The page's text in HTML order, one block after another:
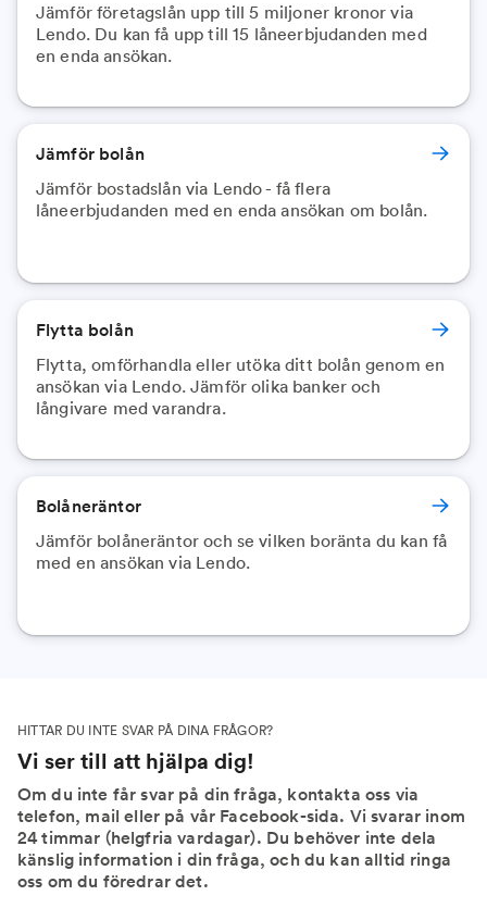
Jämför företagslån upp till 5 miljoner kronor via
Lendo. Du kan få upp till 15 låneerbjudanden med
en enda ansökan.
Jämför bolån
Jämför bostadslån via Lendo - få flera
låneerbjudanden med en enda ansökan om bolån.
Flytta bolån
Flytta, omförhandla eller utöka ditt bolån genom en
ansökan via Lendo. Jämför olika banker och
långivare med varandra.
Bolåneräntor
Jämför bolåneräntor och se vilken boränta du kan få
med en ansökan via Lendo.
HITTAR DU INTE SVAR PÅ DINA FRÅGOR?
Vi ser till att hjälpa dig!
Om du inte får svar på din fråga, kontakta oss via
telefon, mail eller på vår Facebook-sida. Vi svarar inom
24 timmar (helgfria vardagar). Du behöver inte dela
känslig information i din fråga, och du kan alltid ringa
oss om du föredrar det.